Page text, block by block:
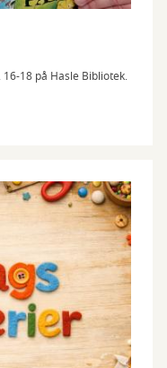
18 på Hasle Bibliotek.